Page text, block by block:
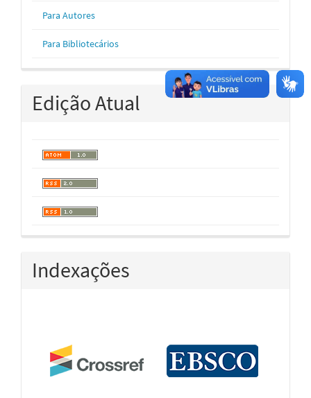
Para Autores
Para Bibliotecários
Edição Atual
Indexações